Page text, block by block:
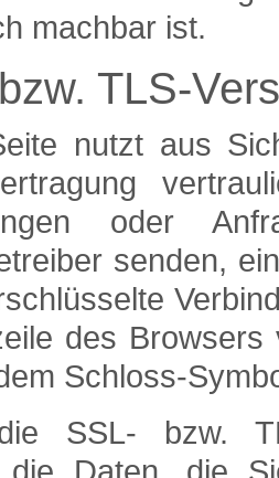
machbar ist.
TLS-
nutzt aus
oder
senden,
des Browsers
Schloss-
SSL- bzw.